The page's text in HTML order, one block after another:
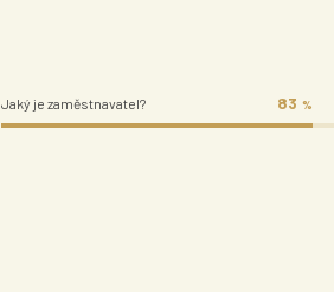
Jaký je zaměstnavatel? 83 %